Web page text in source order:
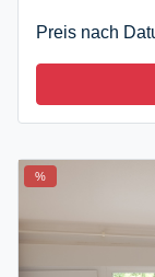
Preis nach
%